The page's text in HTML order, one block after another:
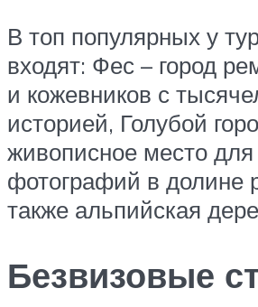
В топ популярных у
входят: Фес – город
и кожевников с
историей, Голубой
живописное место
фотографий в долине
также альпийская
Безвизовые